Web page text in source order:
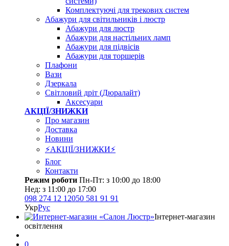
Комплектуючі для трекових систем
Абажури для світильників і люстр
Абажури для люстр
Абажури для настільних ламп
Абажури для підвісів
Абажури для торшерів
Плафони
Вази
Дзеркала
Світловий дріт (Дюралайт)
Аксесуари
АКЦІЇ/ЗНИЖКИ
Про магазин
Доставка
Новини
⚡АКЦІЇ/ЗНИЖКИ⚡
Блог
Контакти
Режим роботи Пн-Пт: з 10:00 до 18:00
Нед: з 11:00 до 17:00
098 274 12 12050 581 91 91
УкрРус
Інтернет-магазин
освітлення
0